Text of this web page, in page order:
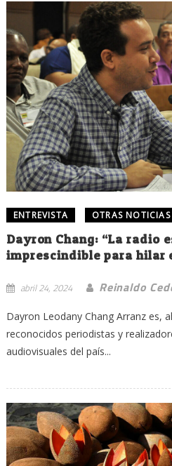
ENTREVISTA OTRAS NOTICIAS
Dayron Chang: “La radio
imprescindible para hilar
abril 24, 2024 Reinaldo
Dayron Leodany Chang Arranz es,
reconocidos periodistas y
audiovisuales del país...